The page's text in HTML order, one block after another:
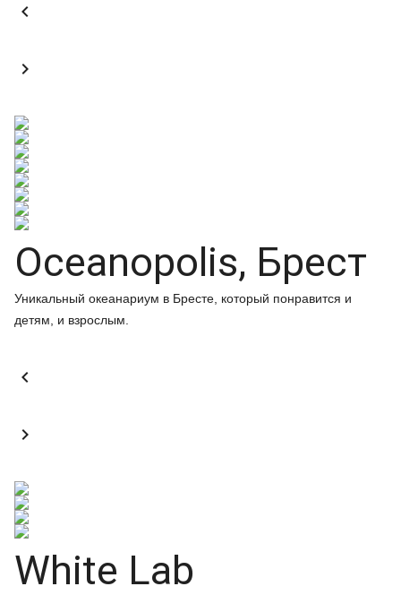


Oceanopolis, Брест
Уникальный океанариум в Бресте, который понравится и
детям, и взрослым.


White Lab